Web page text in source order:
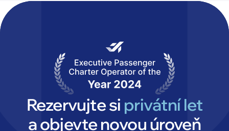
Rezervujte si privátní let
a objevte novou úroveň